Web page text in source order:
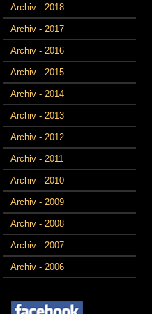
Archiv - 2018
Archiv - 2017
Archiv - 2016
Archiv - 2015
Archiv - 2014
Archiv - 2013
Archiv - 2012
Archiv - 2011
Archiv - 2010
Archiv - 2009
Archiv - 2008
Archiv - 2007
Archiv - 2006